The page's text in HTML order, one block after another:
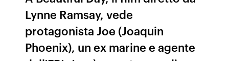
Lynne Ramsay, vede
protagonista Joe (Joaquin
Phoenix), un ex marine e agente